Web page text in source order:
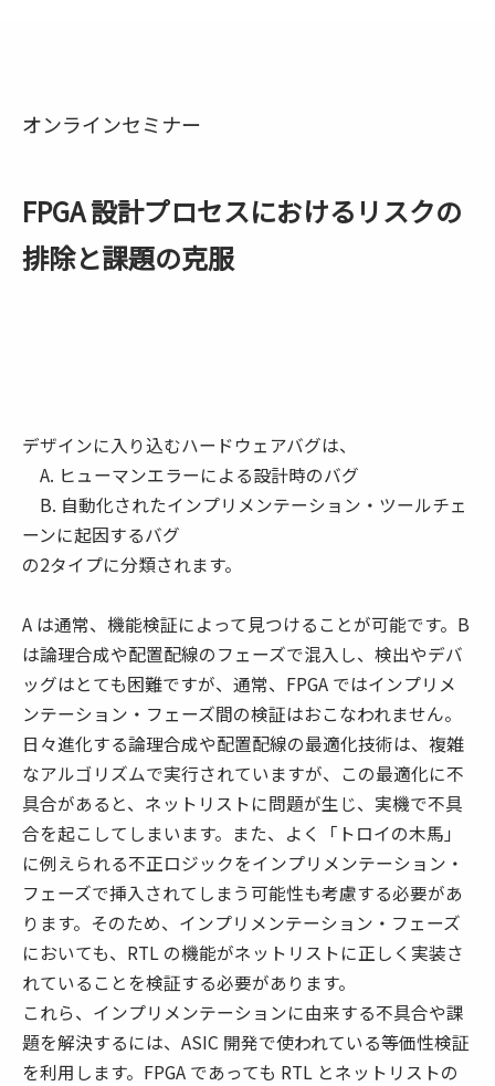
オンラインセミナー
FPGA 設計プロセスにおけるリスクの
排除と課題の克服
デザインに入り込むハードウェアバグは、
A. ヒューマンエラーによる設計時のバグ
B. 自動化されたインプリメンテーション・ツールチェ
ーンに起因するバグ
の2タイプに分類されます。
A は通常、機能検証によって見つけることが可能です。B
は論理合成や配置配線のフェーズで混入し、検出やデバ
ッグはとても困難ですが、通常、FPGA ではインプリメ
ンテーション・フェーズ間の検証はおこなわれません。
日々進化する論理合成や配置配線の最適化技術は、複雑
なアルゴリズムで実行されていますが、この最適化に不
具合があると、ネットリストに問題が生じ、実機で不具
合を起こしてしまいます。また、よく「トロイの木馬」
に例えられる不正ロジックをインプリメンテーション・
フェーズで挿入されてしまう可能性も考慮する必要があ
ります。そのため、インプリメンテーション・フェーズ
においても、RTL の機能がネットリストに正しく実装さ
れていることを検証する必要があります。
これら、インプリメンテーションに由来する不具合や課
題を解決するには、ASIC 開発で使われている等価性検証
を利用します。FPGA であっても RTL とネットリストの